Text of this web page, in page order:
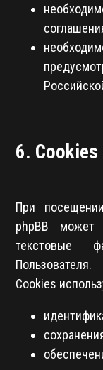
6. Cookies
При
phpBB может
текстовые
Пользователя.
Cookies